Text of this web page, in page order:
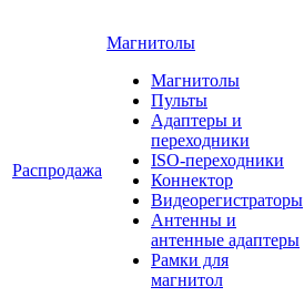
Распродажа
Магнитолы
Магнитолы
Пульты
Адаптеры и
переходники
ISO-переходники
Коннектор
Видеорегистраторы
Антенны и
антенные адаптеры
Рамки для
магнитол